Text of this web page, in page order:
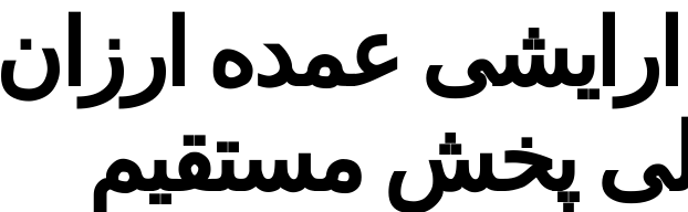
ارایشی عمده ارزان
پخش مستقیم